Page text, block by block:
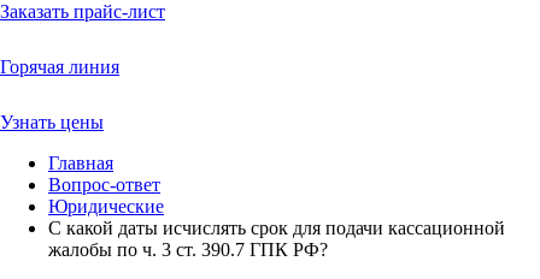
Заказать прайс-лист
Горячая линия
Узнать цены
Главная
Вопрос-ответ
Юридические
С какой даты исчислять срок для подачи кассационной
жалобы по ч. 3 ст. 390.7 ГПК РФ?